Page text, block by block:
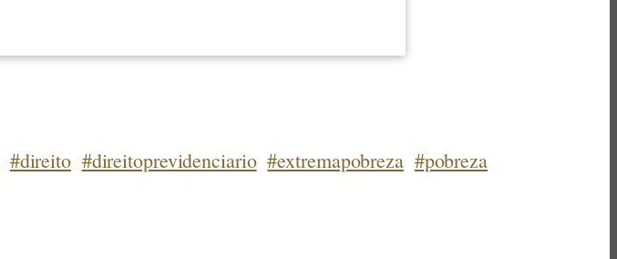
#direito #direitoprevidenciario #extremapobreza #pobreza